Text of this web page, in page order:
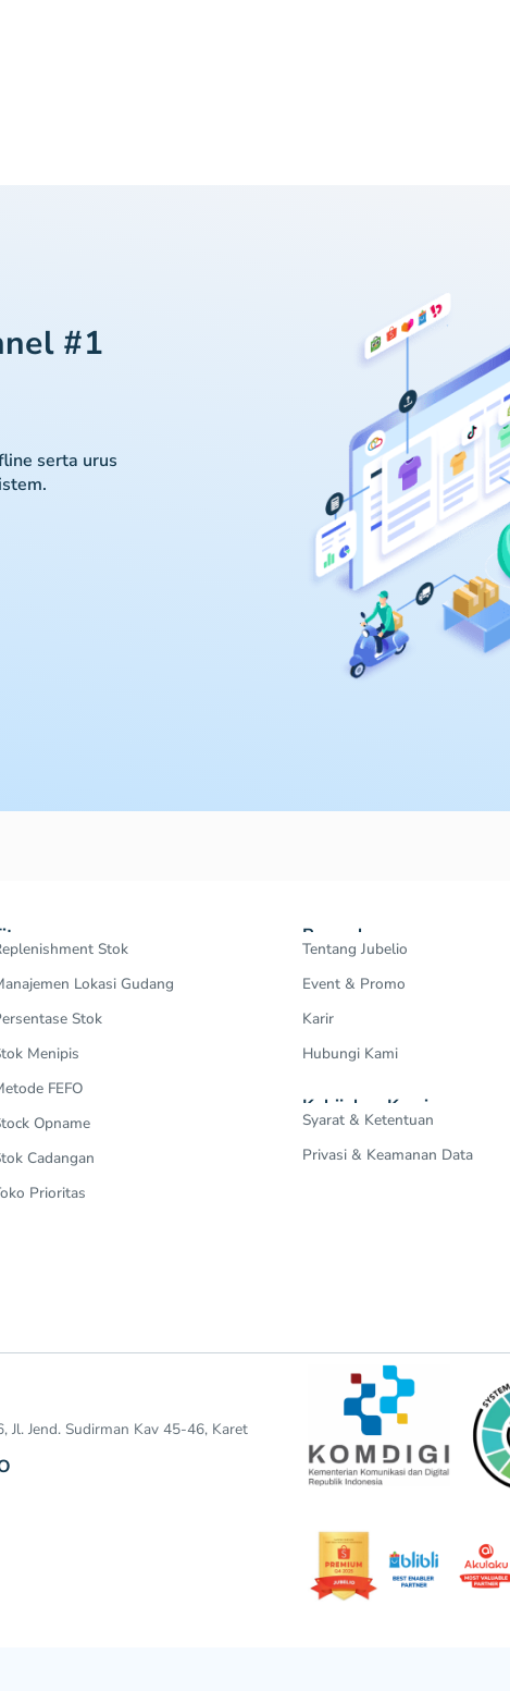
#1
serta urus
Stok
Lokasi Gudang
Stok
Menipis
FEFO
Opname
Cadangan
Prioritas
Perusahaan
Tentang Jubelio
Event & Promo
Karir
Hubungi Kami
Kebijakan Kami
Syarat & Ketentuan
Privasi & Keamanan Data
Jl. Jend. Sudirman Kav 45-46, Karet